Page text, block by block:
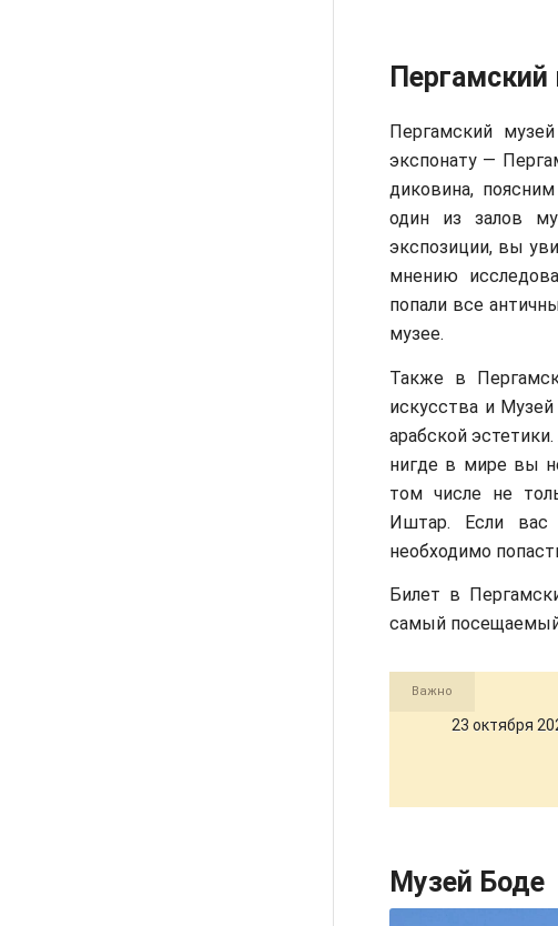
Пергамский
Пергамский
экспонату —
диковина,
один из залов
экспозиции, вы
мнению
попали все
музее.
Также в
искусства и
арабской
нигде в мире вы
том числе не
Иштар. Если вас
необходимо
Билет в
самый посещаемый
Важно
23 октября
Музей Боде